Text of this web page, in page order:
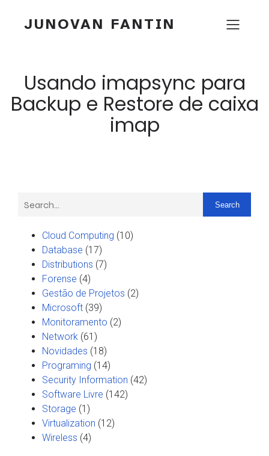
JUNOVAN FANTIN
Usando imapsync para
Backup e Restore de caixa
imap
Search
Cloud Computing (10)
Database (17)
Distributions (7)
Forense (4)
Gestão de Projetos (2)
Microsoft (39)
Monitoramento (2)
Network (61)
Novidades (18)
Programing (14)
Security Information (42)
Software Livre (142)
Storage (1)
Virtualization (12)
Wireless (4)